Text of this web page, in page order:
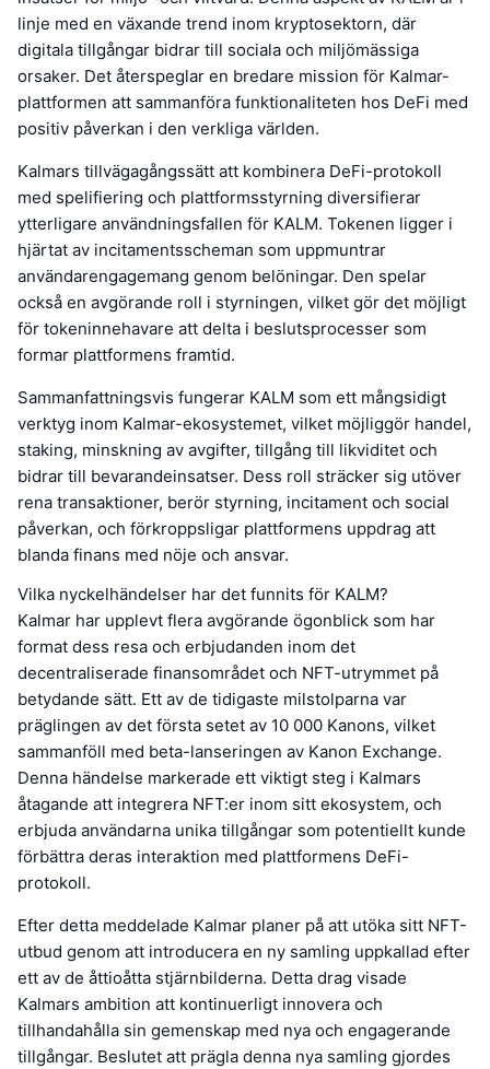
linje med en växande trend inom kryptosektorn, där
digitala tillgångar bidrar till sociala och miljömässiga
orsaker. Det återspeglar en bredare mission för Kalmar-
plattformen att sammanföra funktionaliteten hos DeFi med
positiv påverkan i den verkliga världen.
Kalmars tillvägagångssätt att kombinera DeFi-protokoll
med spelifiering och plattformsstyrning diversifierar
ytterligare användningsfallen för KALM. Tokenen ligger i
hjärtat av incitamentsscheman som uppmuntrar
användarengagemang genom belöningar. Den spelar
också en avgörande roll i styrningen, vilket gör det möjligt
för tokeninnehavare att delta i beslutsprocesser som
formar plattformens framtid.
Sammanfattningsvis fungerar KALM som ett mångsidigt
verktyg inom Kalmar-ekosystemet, vilket möjliggör handel,
staking, minskning av avgifter, tillgång till likviditet och
bidrar till bevarandeinsatser. Dess roll sträcker sig utöver
rena transaktioner, berör styrning, incitament och social
påverkan, och förkroppsligar plattformens uppdrag att
blanda finans med nöje och ansvar.
Vilka nyckelhändelser har det funnits för KALM?
Kalmar har upplevt flera avgörande ögonblick som har
format dess resa och erbjudanden inom det
decentraliserade finansområdet och NFT-utrymmet på
betydande sätt. Ett av de tidigaste milstolparna var
präglingen av det första setet av 10 000 Kanons, vilket
sammanföll med beta-lanseringen av Kanon Exchange.
Denna händelse markerade ett viktigt steg i Kalmars
åtagande att integrera NFT:er inom sitt ekosystem, och
erbjuda användarna unika tillgångar som potentiellt kunde
förbättra deras interaktion med plattformens DeFi-
protokoll.
Efter detta meddelade Kalmar planer på att utöka sitt NFT-
utbud genom att introducera en ny samling uppkallad efter
ett av de åttioåtta stjärnbilderna. Detta drag visade
Kalmars ambition att kontinuerligt innovera och
tillhandahålla sin gemenskap med nya och engagerande
tillgångar. Beslutet att prägla denna nya samling gjordes